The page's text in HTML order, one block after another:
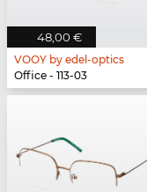
48,00 €
VOOY by edel-optics
Office - 113-03